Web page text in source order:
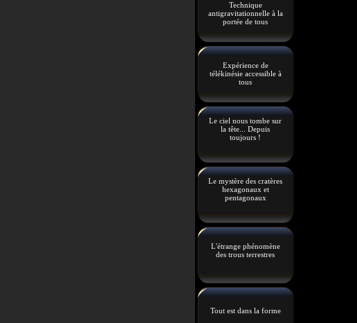
Technique
antigravitationnelle à la
portée de tous
Expérience de
télékinésie accessible à
tous
Le ciel nous tombe sur
la tête... Depuis
toujours !
Le mystère des cratères
hexagonaux et
pentagonaux
L'étrange phénomène
des trous terrestres
Tout est dans la forme